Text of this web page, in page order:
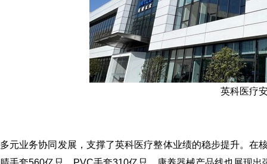
英科医疗
多元业务协同发展，支撑了英科医疗整体业绩的稳步提升。